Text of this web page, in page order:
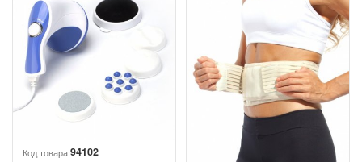
Код товара:94102